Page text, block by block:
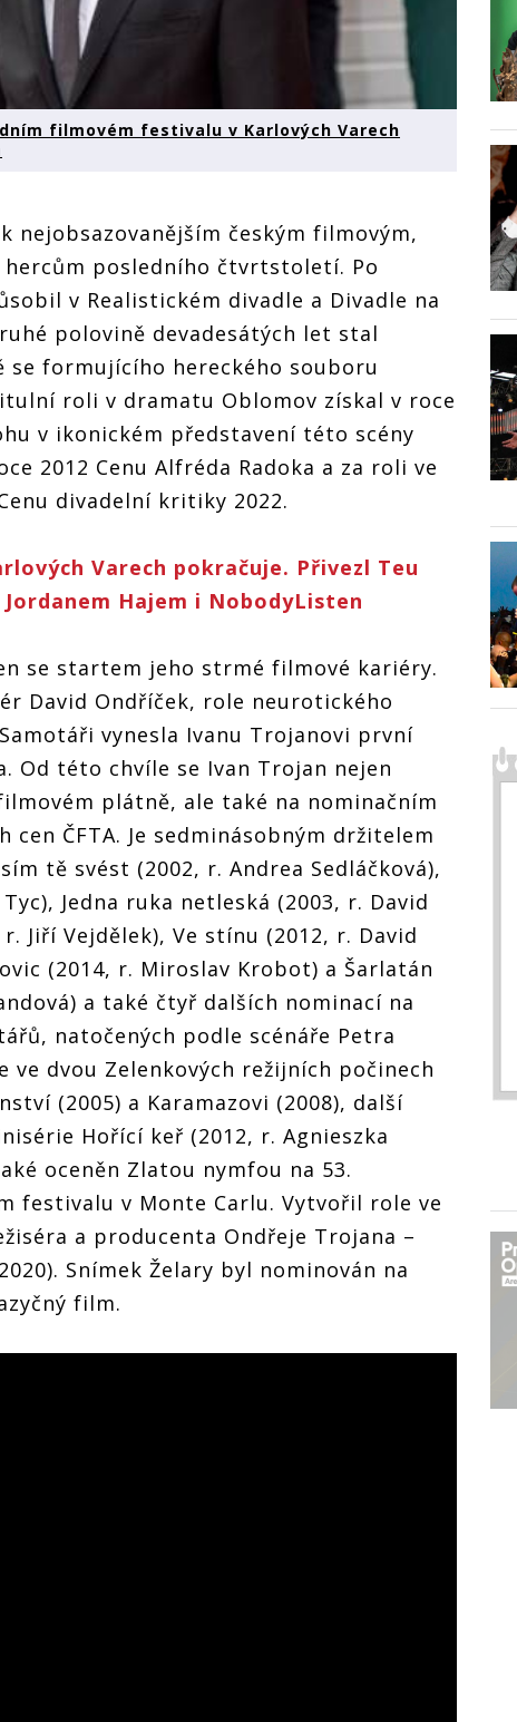
filmovém festivalu v Karlových Varech
nejobsazovanějším českým filmovým,
posledního čtvrtstoletí. Po
v Realistickém divadle a Divadle na
polovině devadesátých let stal
se formujícího hereckého souboru
roli v dramatu Oblomov získal v roce
v ikonickém představení této scény
2012 Cenu Alfréda Radoka a za roli ve
divadelní kritiky 2022.
Varech pokračuje. Přivezl Teu
Hajem i NobodyListen
se startem jeho strmé filmové kariéry.
David Ondříček, role neurotického
vynesla Ivanu Trojanovi první
Od této chvíle se Ivan Trojan nejen
plátně, ale také na nominačním
ČFTA. Je sedminásobným držitelem
tě svést (2002, r. Andrea Sedláčková),
Jedna ruka netleská (2003, r. David
Jiří Vejdělek), Ve stínu (2012, r. David
(2014, r. Miroslav Krobot) a Šarlatán
a také čtyř dalších nominací na
natočených podle scénáře Petra
ve dvou Zelenkových režijních počinech
(2005) a Karamazovi (2008), další
Hořící keř (2012, r. Agnieszka
oceněn Zlatou nymfou na 53.
festivalu v Monte Carlu. Vytvořil role ve
a producenta Ondřeje Trojana –
Snímek Želary byl nominován na
film.